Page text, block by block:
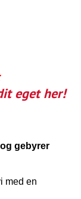
eget her!
gebyrer
med en